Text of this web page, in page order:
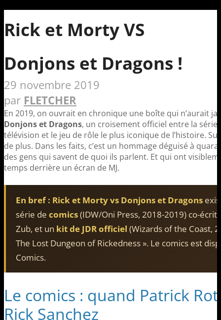
Rick et Morty VS
Donjons et Dragons !
29 novembre 2019
par FLETCHER
En 2019, on ouvrait en chronique une boîte qui n’aurait
Donjons et Dragons, un croisement officiel entre la série
télévision et le jeu de rôle le plus iconique de l’histoire.
de plus. Dans les faits, c’est un hommage déguisé à
des gens qui savent de quoi ils parlent. Et qui ont
temps derrière un écran de MJ.
En bref : Rick et Morty vs Donjons et Dragons
série de comics(IDW/Oni Press, 2018-2019) co-
Zub, et un kit de JDR officiel (Wizards of the Coast,
The Lost Dungeon of Rickedness ». Le comics est
Comics.
Le comics : quand Patrick
Rick Sanchez